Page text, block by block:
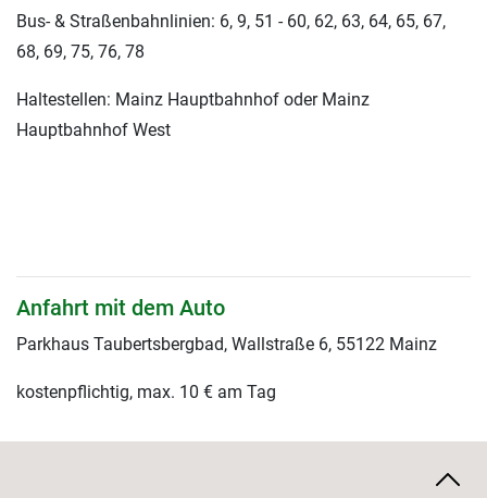
Bus- & Straßenbahnlinien: 6, 9, 51 - 60, 62, 63, 64, 65, 67,
68, 69, 75, 76, 78
Haltestellen: Mainz Hauptbahnhof oder Mainz
Hauptbahnhof West
Anfahrt mit dem Auto
Parkhaus Taubertsbergbad, Wallstraße 6, 55122 Mainz
kostenpflichtig, max. 10 € am Tag